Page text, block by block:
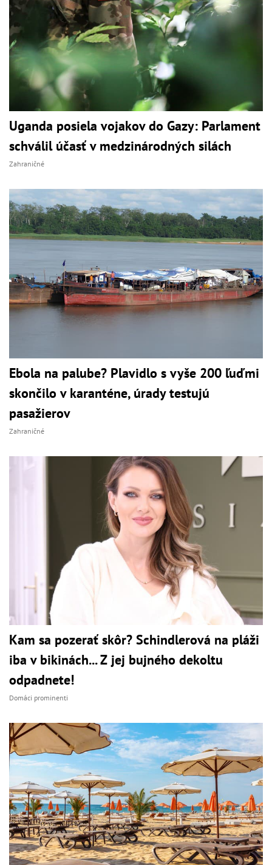
Uganda posiela vojakov do Gazy: Parlament
schválil účasť v medzinárodných silách
Zahraničné
Ebola na palube? Plavidlo s vyše 200 ľuďmi
skončilo v karanténe, úrady testujú
pasažierov
Zahraničné
Kam sa pozerať skôr? Schindlerová na pláži
iba v bikinách... Z jej bujného dekoltu
odpadnete!
Domáci prominenti